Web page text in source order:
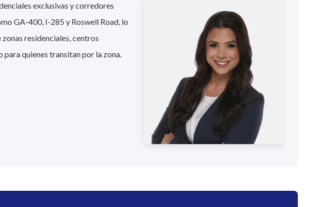
exclusivas y corredores
GA-400, I-285 y Roswell Road, lo
residenciales, centros
quienes transitan por la zona.